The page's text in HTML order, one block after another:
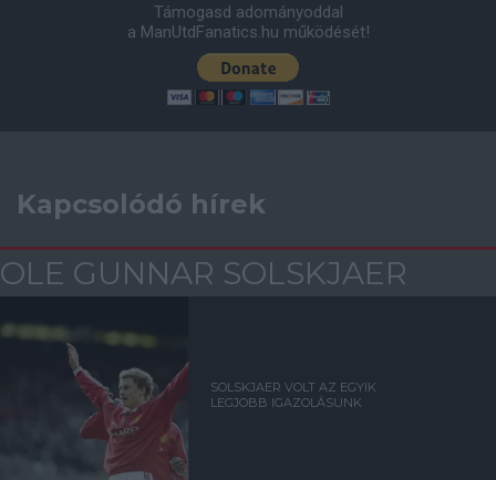
Támogasd adományoddal
a ManUtdFanatics.hu működését!
Kapcsolódó hírek
OLE GUNNAR SOLSKJAER
SOLSKJAER VOLT AZ EGYIK
LEGJOBB IGAZOLÁSUNK